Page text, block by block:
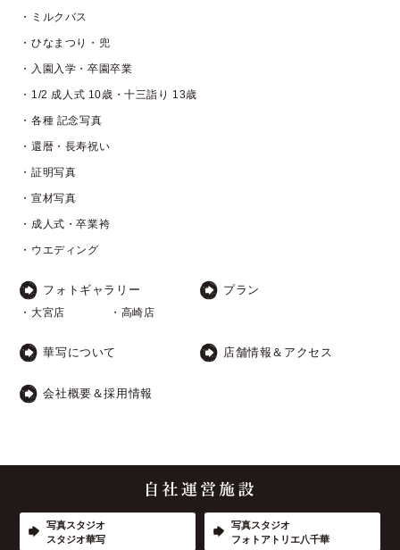
・ミルクバス
・ひなまつり・兜
・入園入学・卒園卒業
・1/2 成人式 10歳・十三詣り 13歳
・各種 記念写真
・還暦・長寿祝い
・証明写真
・宣材写真
・成人式・卒業袴
・ウエディング
フォトギャラリー
・大宮店 ・高崎店
プラン
華写について 店舗情報＆アクセス
会社概要＆採用情報
写真スタジオ
スタジオ華写
写真スタジオ
フォトアトリエ八千華